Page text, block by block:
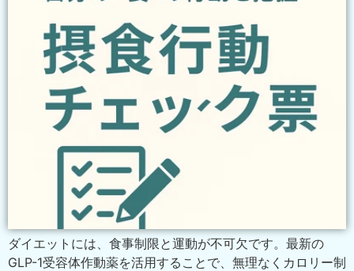
ダイエットには、食事制限と運動が不可欠です。最新の
GLP-1受容体作動薬を活用することで、無理なくカロリー制